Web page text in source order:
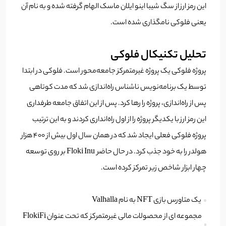
این رمز ارز از سگ شیبا اینو ایلان ماسک الهام گرفته شده و به نام آن
یعنی فلوکی نامگذاری شده است.
تحلیل تکنیکال فلوکی
پروژه فلوکی یک پروژه غیرمتمرکز جامعه‌محور است. فلوکی در ابتدا
توسط یک برنامه‌نویس ناشناس راه‌اندازی شد که مدت کوتاهی
پس از راه‌اندازی، پروژه را رها کرد. پس از این اتفاق جامعه طرفداری
این رمز ارز با یکدیگر پروژه را از اول راه‌انداری کردند و به این ترتیب
پروژه فلوکی فعلی ایجاد شد که در همان سال اول بیش از 400 هزار
هولدر را به خود جذب کرد. در حال حاضر Floki Inu بر روی توسعه
چهار ابزار شاخص زیر تمرکز کرده است.
یک متاورس بازی NFT به نام Valhalla
مجموعه ای از محصولات مالی غیرمتمرکز که تحت عنوان FlokiFi